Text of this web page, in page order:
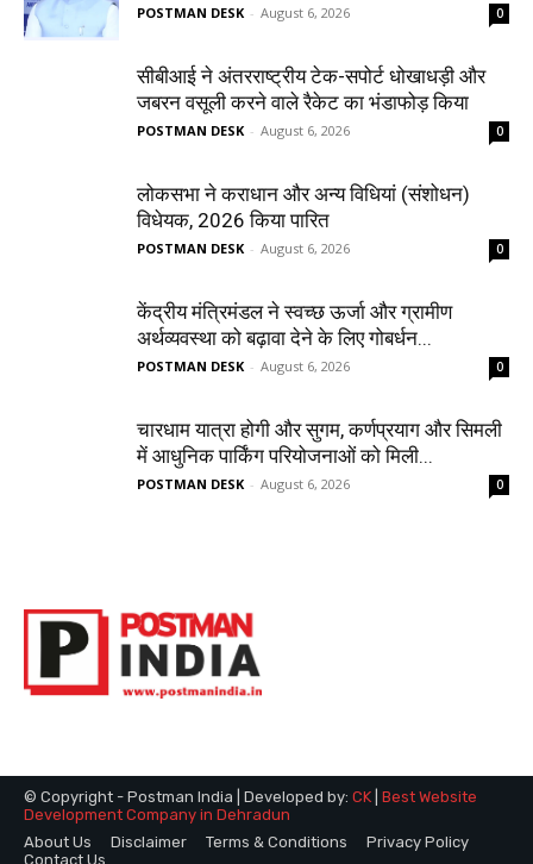
POSTMAN DESK - August 6, 2026 0
सीबीआई ने अंतरराष्ट्रीय टेक-सपोर्ट धोखाधड़ी और
जबरन वसूली करने वाले रैकेट का भंडाफोड़ किया
POSTMAN DESK - August 6, 2026 0
लोकसभा ने कराधान और अन्य विधियां (संशोधन)
विधेयक, 2026 किया पारित
POSTMAN DESK - August 6, 2026 0
केंद्रीय मंत्रिमंडल ने स्वच्छ ऊर्जा और ग्रामीण
अर्थव्यवस्था को बढ़ावा देने के लिए गोबर्धन...
POSTMAN DESK - August 6, 2026 0
चारधाम यात्रा होगी और सुगम, कर्णप्रयाग और सिमली
में आधुनिक पार्किंग परियोजनाओं को मिली...
POSTMAN DESK - August 6, 2026 0
© Copyright - Postman India | Developed by: CK Best Website
Development Company in Dehradun
About Us
Disclaimer Terms & Conditions
Privacy Policy
Contact Us